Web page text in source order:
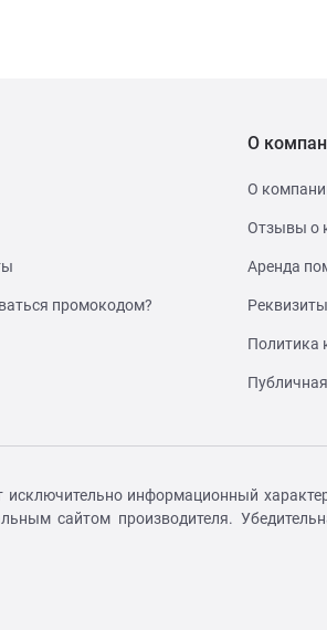
промокодом?
О
О
Отзывы о
Аренда
Реквизиты
Политика
исключительно информационный
сайтом производителя.